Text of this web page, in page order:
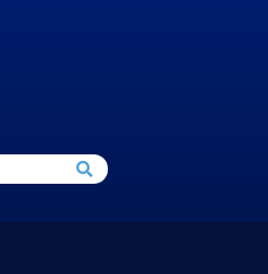
Search